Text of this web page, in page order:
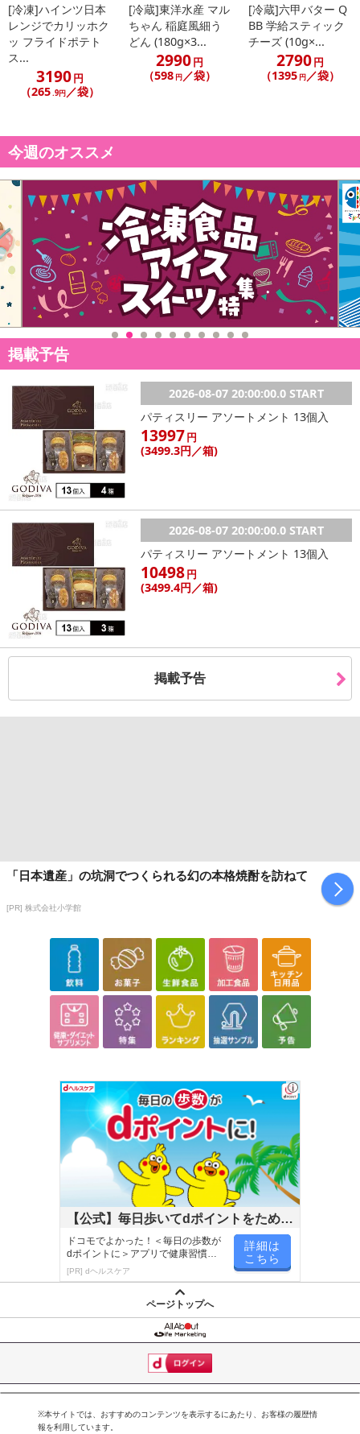
[冷凍]ハインツ日本
レンジでカリッホク
ッ フライドポテト
ス...
3190円
（265.9円／袋）
[冷蔵]東洋水産 マル
ちゃん 稲庭風細う
どん (180g×3...
2990円
（598 円 ／袋）
[冷蔵]六甲バター Q
BB 学給スティック
チーズ (10g×...
2790円
（1395 円 ／袋）
今週のオススメ
掲載予告
2026-08-07 20:00:00.0 START
パティスリー アソートメント 13個入
13997円
(3499.3円 ／箱)
2026-08-07 20:00:00.0 START
パティスリー アソートメント 13個入
10498円
(3499.4円／箱)
掲載予告
「日本遺産」の坑洞でつくられる幻の本格焼酎を訪ねて
[PR] 株式会社小学館
【公式】毎日歩いてdポイントをためよ
う！
ドコモでよかった！＜毎日の歩数が
dポイントに＞アプリで健康習慣が
楽しく続く！
[PR] dヘルスケア
詳細は
こちら
ページトップへ
※本サイトでは、おすすめのコンテンツを表示するにあたり、お客様の履歴情
報を利用しています。